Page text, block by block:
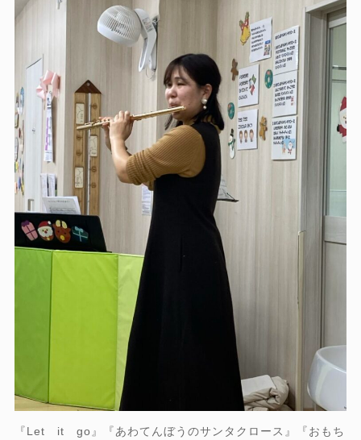
『Let it go』『あわてんぼうのサンタクロース』『おもち